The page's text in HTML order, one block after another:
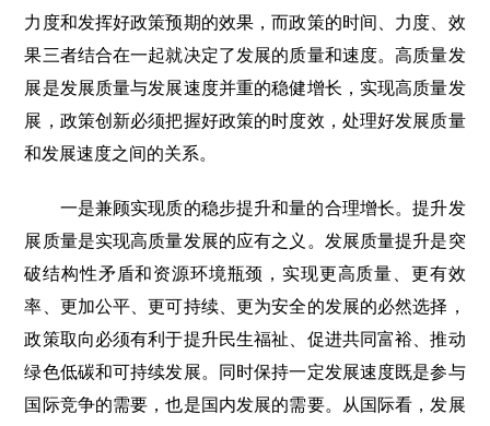
力度和发挥好政策预期的效果，而政策的时间、力度、效
果三者结合在一起就决定了发展的质量和速度。高质量发
展是发展质量与发展速度并重的稳健增长，实现高质量发
展，政策创新必须把握好政策的时度效，处理好发展质量
和发展速度之间的关系。
一是兼顾实现质的稳步提升和量的合理增长。提升发
展质量是实现高质量发展的应有之义。发展质量提升是突
破结构性矛盾和资源环境瓶颈，实现更高质量、更有效
率、更加公平、更可持续、更为安全的发展的必然选择，
政策取向必须有利于提升民生福祉、促进共同富裕、推动
绿色低碳和可持续发展。同时保持一定发展速度既是参与
国际竞争的需要，也是国内发展的需要。从国际看，发展